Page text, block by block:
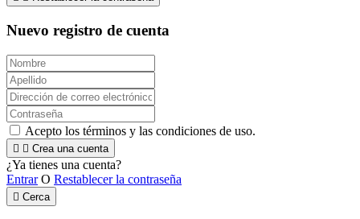
Nuevo registro de cuenta
Acepto los términos y las condiciones de uso.
  Crea una cuenta
¿Ya tienes una cuenta?
EntrarO Restablecer la contraseña
 Cerca